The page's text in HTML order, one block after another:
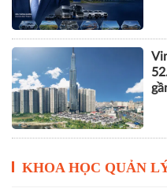
KHOA HỌC QUẢN